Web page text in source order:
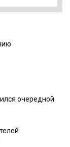
очередной